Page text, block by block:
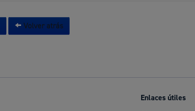
Volver atrás
Enlaces útiles